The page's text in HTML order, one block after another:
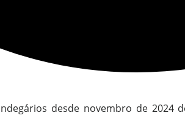
desde novembro de 2024